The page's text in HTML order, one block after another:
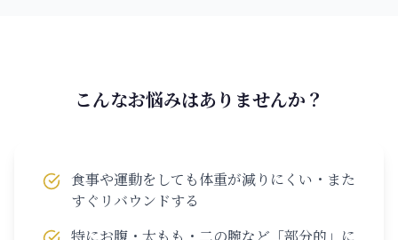
こんなお悩みはありませんか？
食事や運動をしても体重が減りにくい・また
すぐリバウンドする